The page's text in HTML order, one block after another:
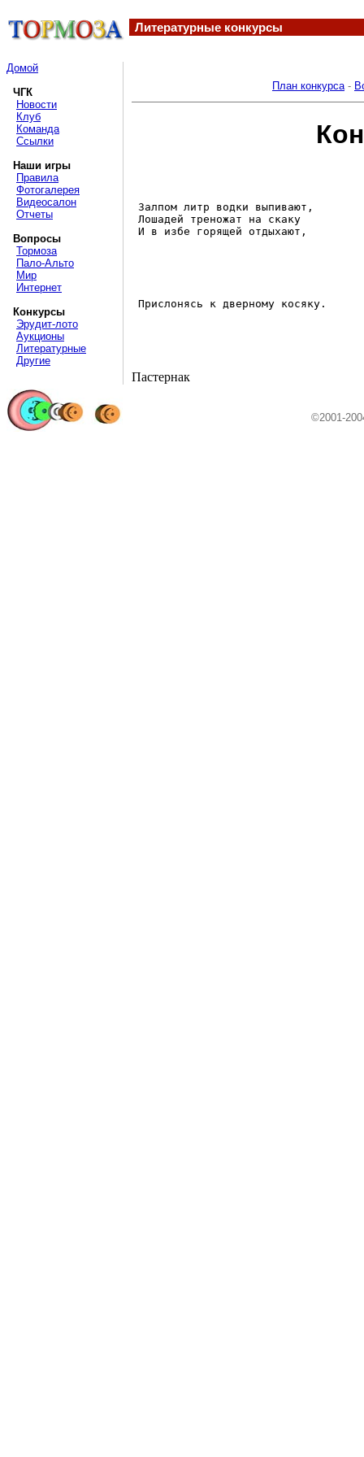
Литературные конкурсы
Домой
ЧГК
Новости
Клуб
Команда
Ссылки
Наши игры
Правила
Фотогалерея
Видеосалон
Отчеты
Вопросы
Тормоза
Пало-Альто
Мир
Интернет
Конкурсы
Эрудит-лото
Аукционы
Литературные
Другие
План конкурса-
Залпом литр водки выпивают,
Лошадей треножат на скаку
И в избе горящей отдыхают,
Прислонясь к дверному косяку.
Пастернак
©2001-